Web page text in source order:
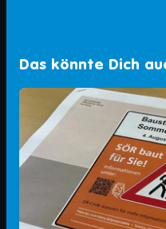
Das könnte Dich